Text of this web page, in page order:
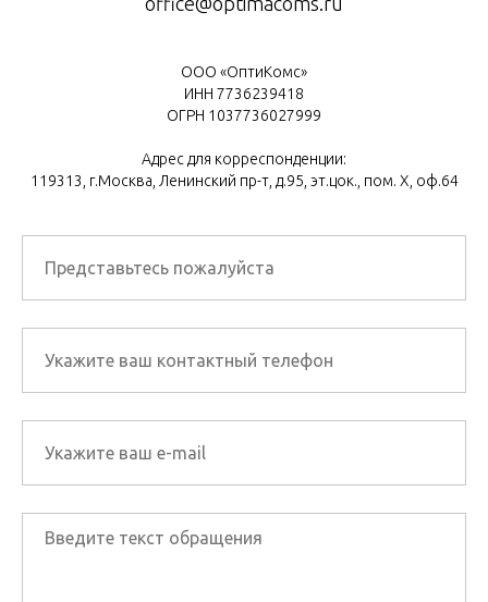
ООО «ОптиКомс»
ИНН 7736239418
ОГРН 1037736027999
Адрес для корреспонденции:
119313, г.Москва, Ленинский пр-т, д.95, эт.цок., пом. Х, оф.64